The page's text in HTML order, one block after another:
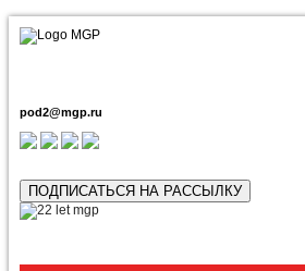
pod2@mgp.ru
ПОДПИСАТЬСЯ НА РАССЫЛКУ